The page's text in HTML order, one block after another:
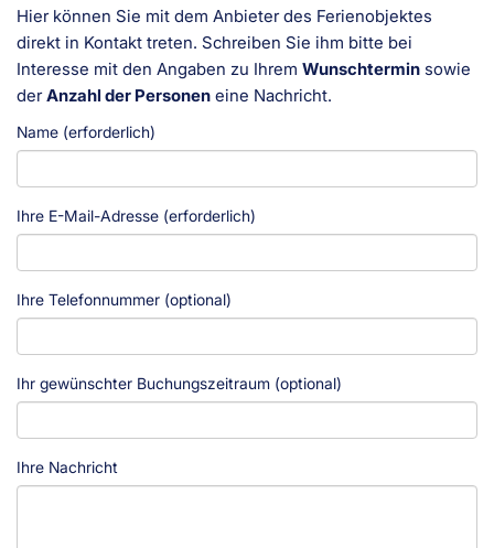
Hier können Sie mit dem Anbieter des Ferienobjektes
direkt in Kontakt treten. Schreiben Sie ihm bitte bei
Interesse mit den Angaben zu Ihrem Wunschtermin sowie
derAnzahl der Personen eine Nachricht.
Name (erforderlich)
Ihre E-Mail-Adresse (erforderlich)
Ihre Telefonnummer (optional)
Ihr gewünschter Buchungszeitraum (optional)
Ihre Nachricht